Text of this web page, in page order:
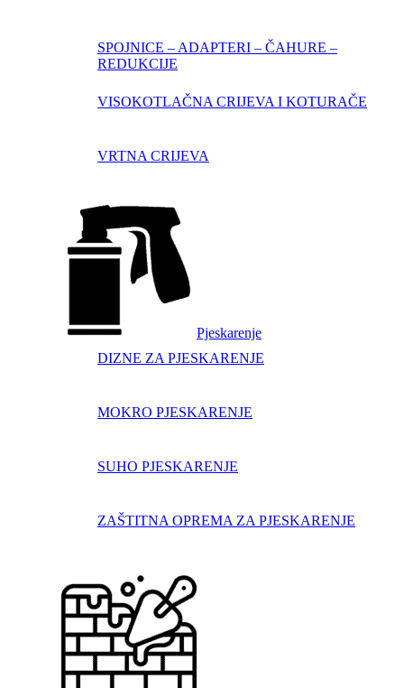
SPOJNICE – ADAPTERI – ČAHURE –
REDUKCIJE
VISOKOTLAČNA CRIJEVA I KOTURAČE
VRTNA CRIJEVA
Pjeskarenje
DIZNE ZA PJESKARENJE
MOKRO PJESKARENJE
SUHO PJESKARENJE
ZAŠTITNA OPREMA ZA PJESKARENJE